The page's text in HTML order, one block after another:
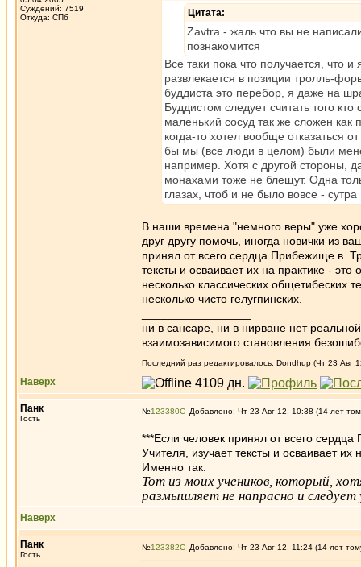
Суждений: 7519
Откуда: СПб
Цитата:
Zavtra - жаль что вы не
познакомится
Все таки пока что получается, что
развлекается в позиции тролль-
буддиста это перебор, я даже на
Буддистом следует считать того
маленький сосуд так же сложен как
когда-то хотел вообще отказаться
бы мы (все люди в целом) были
например. Хотя с другой стороны,
монахами тоже не блещут. Одна
глазах, чтоб и не было вовсе -
В наши времена "немного веры" уже
друг другу помочь, иногда новички из
принял от всего сердца Прибежище в
тексты и осваивает их на практике -
несколько классических общетибеских
несколько чисто гелугпинских.
ни в сансаре, ни в нирване нет
взаимозависимого становления
Последний раз редактировалось: Dondhup (Чт 23 Авг
Наверх
Панк
Гость
№123380 Добавлено: Чт 23 Авг 12, 10:38 (14 лет
***Если человек принял от всего
Учителя, изучает тексты и осваивает
Именно так.
Тот из моих учеников, который,
размышляет не напрасно и
Наверх
Панк
Гость
№123382 Добавлено: Чт 23 Авг 12, 11:24 (14 лет